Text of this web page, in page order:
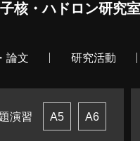
核・ハドロン研究室
論文 研究活動
演習 A5 A6